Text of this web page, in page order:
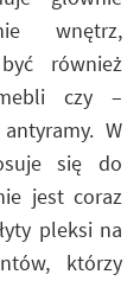
wnętrz,
również
czy –
W
się do
jest coraz
pleksi na
którzy